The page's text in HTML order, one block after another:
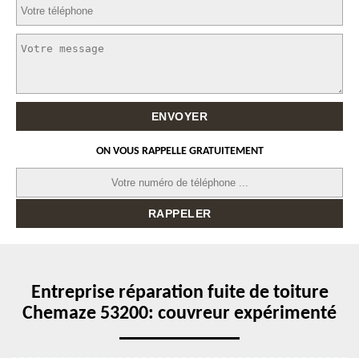
ON VOUS RAPPELLE GRATUITEMENT
Entreprise réparation fuite de toiture
Chemaze 53200: couvreur expérimenté